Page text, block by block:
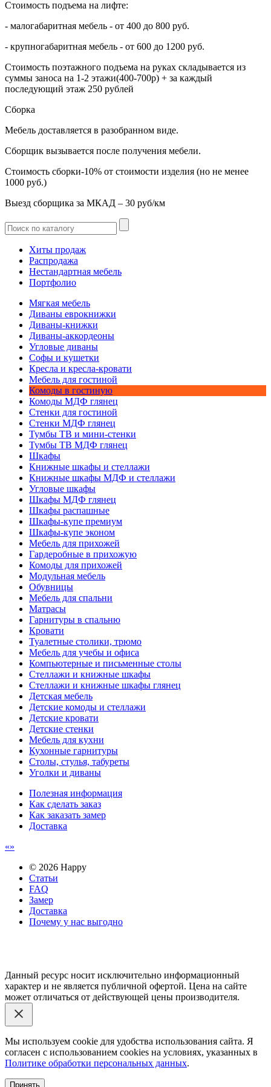
Стоимость подъема на лифте:
- малогабаритная мебель - от 400 до 800 руб.
- крупногабаритная мебель - от 600 до 1200 руб.
Стоимость поэтажного подъема на руках складывается из
суммы заноса на 1-2 этажи(400-700р) + за каждый
последующий этаж 250 рублей
Сборка
Мебель доставляется в разобранном виде.
Сборщик вызывается после получения мебели.
Стоимость сборки-10% от стоимости изделия (но не менее
1000 руб.)
Выезд сборщика за МКАД – 30 руб/км
Хиты продаж
Распродажа
Нестандартная мебель
Портфолио
Мягкая мебель
Диваны еврокнижки
Диваны-книжки
Диваны-аккордеоны
Угловые диваны
Софы и кушетки
Кресла и кресла-кровати
Мебель для гостиной
Комоды в гостиную
Комоды МДФ глянец
Стенки для гостиной
Стенки МДФ глянец
Тумбы ТВ и мини-стенки
Тумбы ТВ МДФ глянец
Шкафы
Книжные шкафы и стеллажи
Книжные шкафы МДФ и стеллажи
Угловые шкафы
Шкафы МДФ глянец
Шкафы распашные
Шкафы-купе премиум
Шкафы-купе эконом
Мебель для прихожей
Гардеробные в прихожую
Комоды для прихожей
Модульная мебель
Обувницы
Мебель для спальни
Матрасы
Гарнитуры в спальню
Кровати
Туалетные столики, трюмо
Мебель для учебы и офиса
Компьютерные и письменные столы
Стеллажи и книжные шкафы
Стеллажи и книжные шкафы глянец
Детская мебель
Детские комоды и стеллажи
Детские кровати
Детские стенки
Мебель для кухни
Кухонные гарнитуры
Столы, стулья, табуреты
Уголки и диваны
Полезная информация
Как сделать заказ
Как заказать замер
Доставка
© 2026 Happy
Статьи
FAQ
Замер
Доставка
Почему у нас выгодно
Данный ресурс носит исключительно информационный
характер и не является публичной офертой. Цена на сайте
может отличаться от действующей цены производителя.
Мы используем cookie для удобства использования сайта. Я
согласен с использованием cookies на условиях, указанных в
Политике обработки персональных данных.
Принять